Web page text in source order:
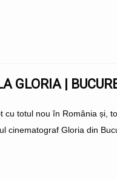
GLORIA |
cu totul nou în România și,
cinematograf Gloria din